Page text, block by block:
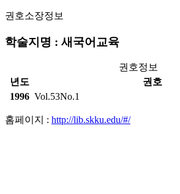
권호소장정보
학술지명 : 새국어교육
권호정보
년도
권호
1996 Vol.53No.1
홈페이지 : http://lib.skku.edu/#/